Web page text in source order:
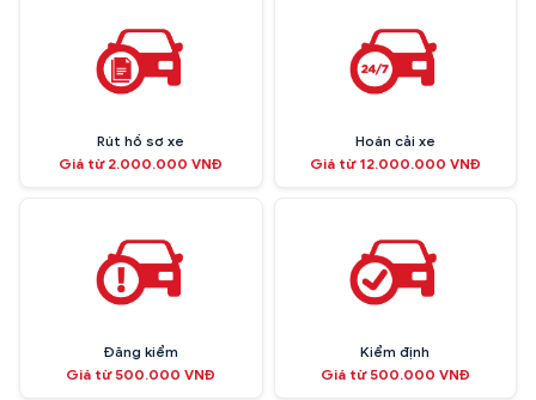
Rút hồ sơ xe
Giá từ 2.000.000 VNĐ
Hoán cải xe
Giá từ 12.000.000 VNĐ
Đăng kiểm
Giá từ 500.000 VNĐ
Kiểm định
Giá từ 500.000 VNĐ